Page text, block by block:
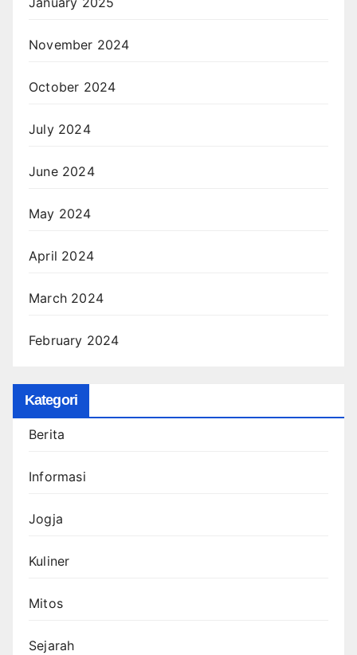
November 2024
October 2024
July 2024
June 2024
May 2024
April 2024
March 2024
February 2024
Kategori
Berita
Informasi
Jogja
Kuliner
Mitos
Sejarah